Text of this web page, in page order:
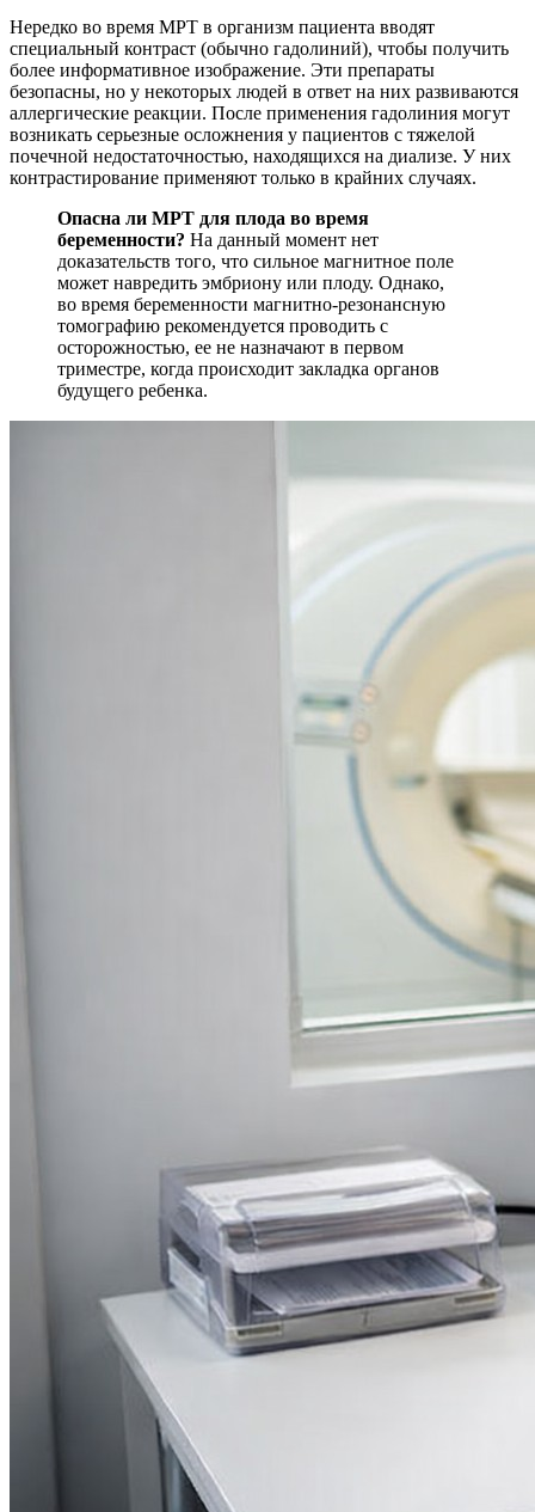
Нередко во время МРТ в организм пациента вводят
специальный контраст (обычно гадолиний), чтобы получить
более информативное изображение. Эти препараты
безопасны, но у некоторых людей в ответ на них развиваются
аллергические реакции. После применения гадолиния могут
возникать серьезные осложнения у пациентов с тяжелой
почечной недостаточностью, находящихся на диализе. У них
контрастирование применяют только в крайних случаях.
Опасна ли МРТ для плода во время
беременности? На данный момент нет
доказательств того, что сильное магнитное поле
может навредить эмбриону или плоду. Однако,
во время беременности магнитно-резонансную
томографию рекомендуется проводить с
осторожностью, ее не назначают в первом
триместре, когда происходит закладка органов
будущего ребенка.